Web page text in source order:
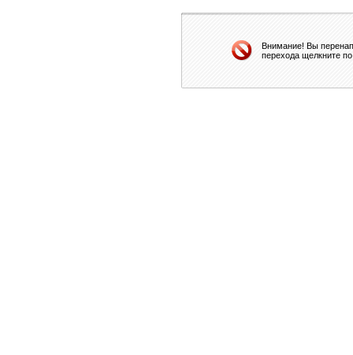
Внимание! Вы
перехода щелкните